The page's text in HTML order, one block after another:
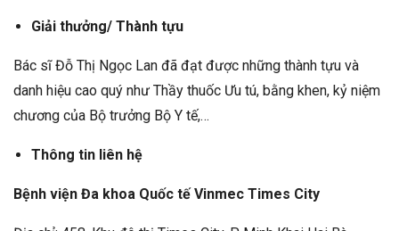
Giải thưởng/ Thành tựu
Bác sĩ Đỗ Thị Ngọc Lan đã đạt được những thành tựu và
danh hiệu cao quý như Thầy thuốc Ưu tú, bằng khen, kỷ niệm
chương của Bộ trưởng Bộ Y tế,…
Thông tin liên hệ
Bệnh viện Đa khoa Quốc tế Vinmec Times City